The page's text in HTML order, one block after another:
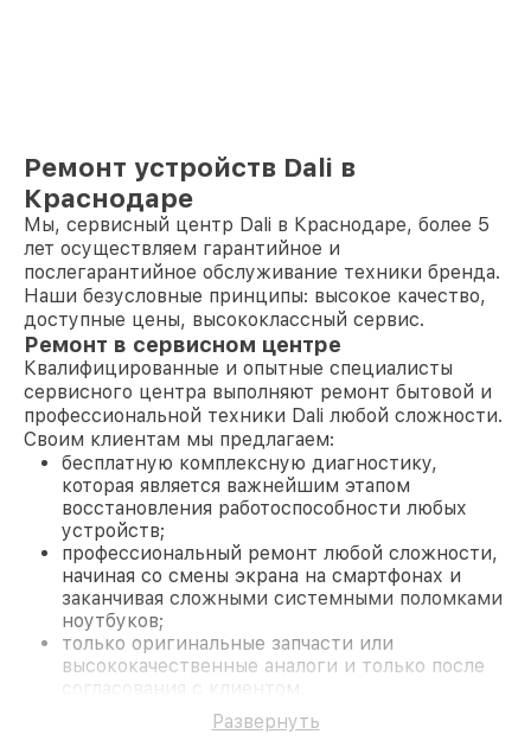
Ремонт устройств Dali в
Краснодаре
Мы, сервисный центр Dali в Краснодаре, более 5
лет осуществляем гарантийное и
послегарантийное обслуживание техники бренда.
Наши безусловные принципы: высокое качество,
доступные цены, высококлассный сервис.
Ремонт в сервисном центре
Квалифицированные и опытные специалисты
сервисного центра выполняют ремонт бытовой и
профессиональной техники Dali любой сложности.
Своим клиентам мы предлагаем:
бесплатную комплексную диагностику,
которая является важнейшим этапом
восстановления работоспособности любых
устройств;
профессиональный ремонт любой сложности,
начиная со смены экрана на смартфонах и
заканчивая сложными системными поломками
ноутбуков;
только оригинальные запчасти или
высококачественные аналоги и только после
согласования с клиентом.
На все работы и замененные комплектующие
предоставляется длительная гарантия. В случае
Развернуть